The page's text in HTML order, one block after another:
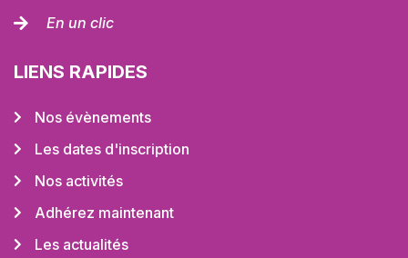
En un clic
LIENS RAPIDES
Nos évènements
Les dates d'inscription
Nos activités
Adhérez maintenant
Les actualités